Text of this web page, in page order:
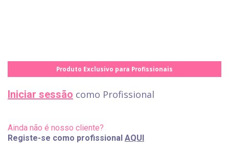
Produto Exclusivo para Profissionais
Iniciar sessão como Profissional
Ainda não é nosso cliente?
Registe-se como profissional AQUI